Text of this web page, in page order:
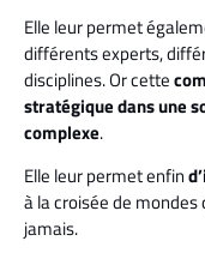
Elle leur permet
différents experts,
disciplines. Or cette
stratégique dans une
complexe.
Elle leur permet enfin
à la croisée de
jamais.